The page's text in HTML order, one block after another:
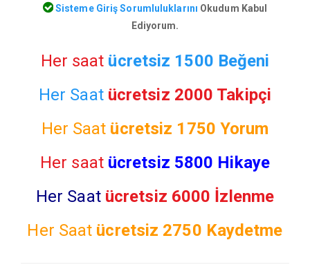
Sisteme Giriş Sorumluluklarını Okudum Kabul
Ediyorum.
Her saat ücretsiz 1500 Beğeni
Her Saat ücretsiz 2000 Takipçi
Her Saat ücretsiz 1750 Yorum
Her saat ücretsiz 5800 Hikaye
Her Saat ücretsiz 6000 İzlenme
Her Saat ücretsiz 2750 Kaydetme